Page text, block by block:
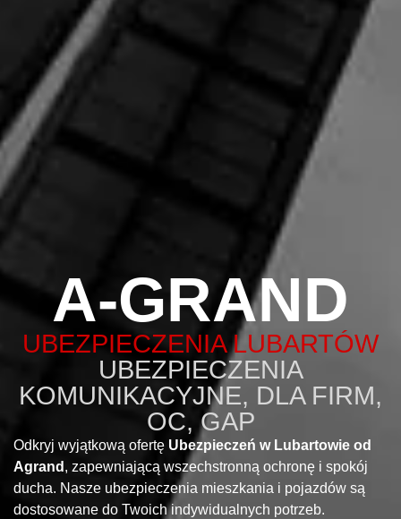
A-GRAND
UBEZPIECZENIA LUBARTÓW
UBEZPIECZENIA
KOMUNIKACYJNE, DLA FIRM,
OC, GAP
Odkryj wyjątkową ofertę Ubezpieczeń w Lubartowie od
Agrand , zapewniającą wszechstronną ochronę i spokój
ducha. Nasze ubezpieczenia mieszkania i pojazdów są
dostosowane do Twoich indywidualnych potrzeb.